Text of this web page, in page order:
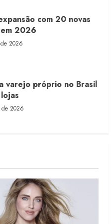
com 20 novas
2026
2026
varejo próprio no Brasil
2026